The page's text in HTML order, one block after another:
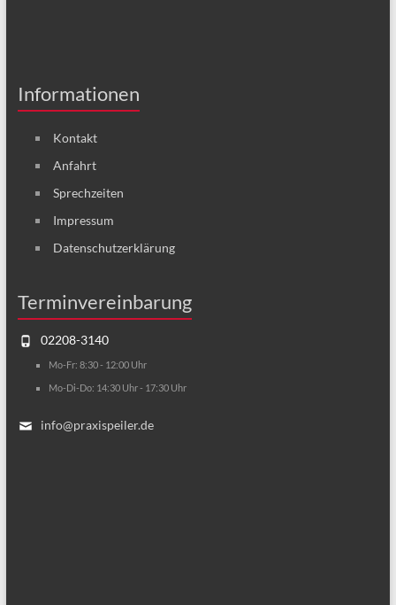
Informationen
Kontakt
Anfahrt
Sprechzeiten
Impressum
Datenschutzerklärung
Terminvereinbarung
02208-3140
Mo-Fr: 8:30 - 12:00 Uhr
Mo-Di-Do: 14:30 Uhr - 17:30 Uhr
info@praxispeiler.de